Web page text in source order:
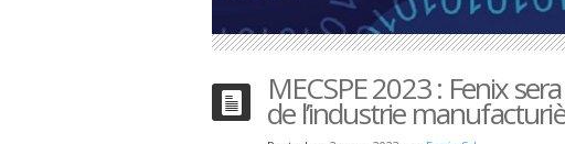
MECSPE 2023 : Fenix
de l’industrie